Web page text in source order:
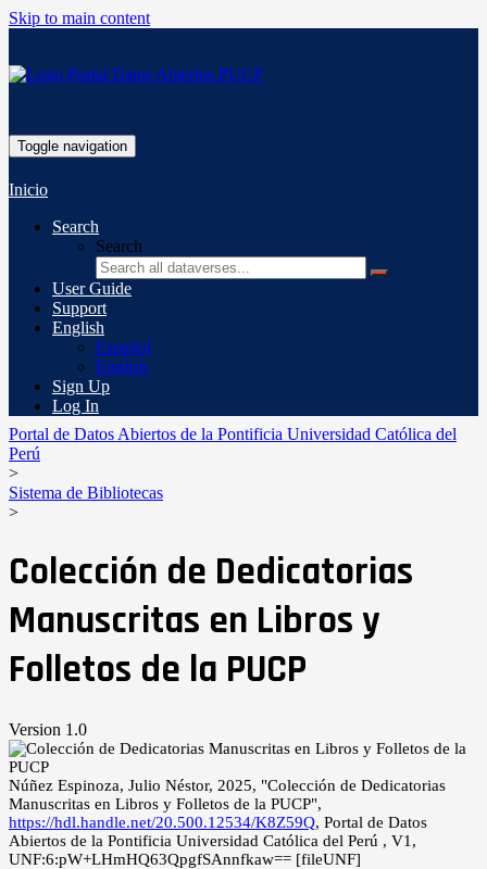
Skip to main content
Toggle navigation
Inicio
Search
Search
User Guide
Support
English
Español
English
Sign Up
Log In
Portal de Datos Abiertos de la Pontificia Universidad Católica del
Perú
>
Sistema de Bibliotecas
>
Colección de Dedicatorias
Manuscritas en Libros y
Folletos de la PUCP
Version 1.0
Núñez Espinoza, Julio Néstor, 2025, "Colección de Dedicatorias
Manuscritas en Libros y Folletos de la PUCP",
https://hdl.handle.net/20.500.12534/K8Z59Q, Portal de Datos
Abiertos de la Pontificia Universidad Católica del Perú , V1,
UNF:6:pW+LHmHQ63QpgfSAnnfkaw== [fileUNF]